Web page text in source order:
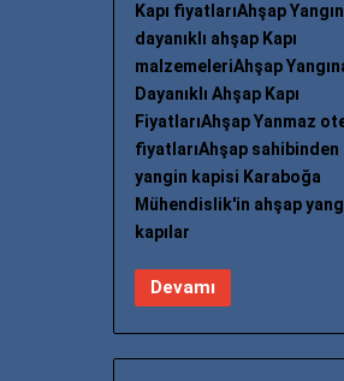
Kapı fiyatlarıAhşap
dayanıklı ahşap Kapı
malzemeleriAhşap
Dayanıklı Ahşap Kapı
FiyatlarıAhşap Yanmaz
fiyatlarıAhşap sahibinden
yangin kapisi Karaboğa
Mühendislik'in ahşap
kapılar
Devamı